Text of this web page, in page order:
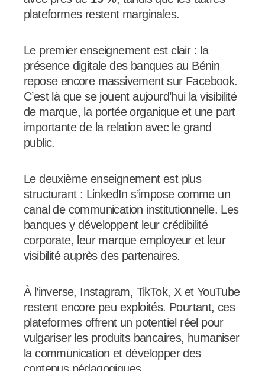
plateformes restent marginales.
Le premier enseignement est clair : la
présence digitale des banques au Bénin
repose encore massivement sur Facebook.
C’est là que se jouent aujourd’hui la visibilité
de marque, la portée organique et une part
importante de la relation avec le grand
public.
Le deuxième enseignement est plus
structurant : LinkedIn s’impose comme un
canal de communication institutionnelle. Les
banques y développent leur crédibilité
corporate, leur marque employeur et leur
visibilité auprès des partenaires.
À l’inverse, Instagram, TikTok, X et YouTube
restent encore peu exploités. Pourtant, ces
plateformes offrent un potentiel réel pour
vulgariser les produits bancaires, humaniser
la communication et développer des
contenus pédagogiques.